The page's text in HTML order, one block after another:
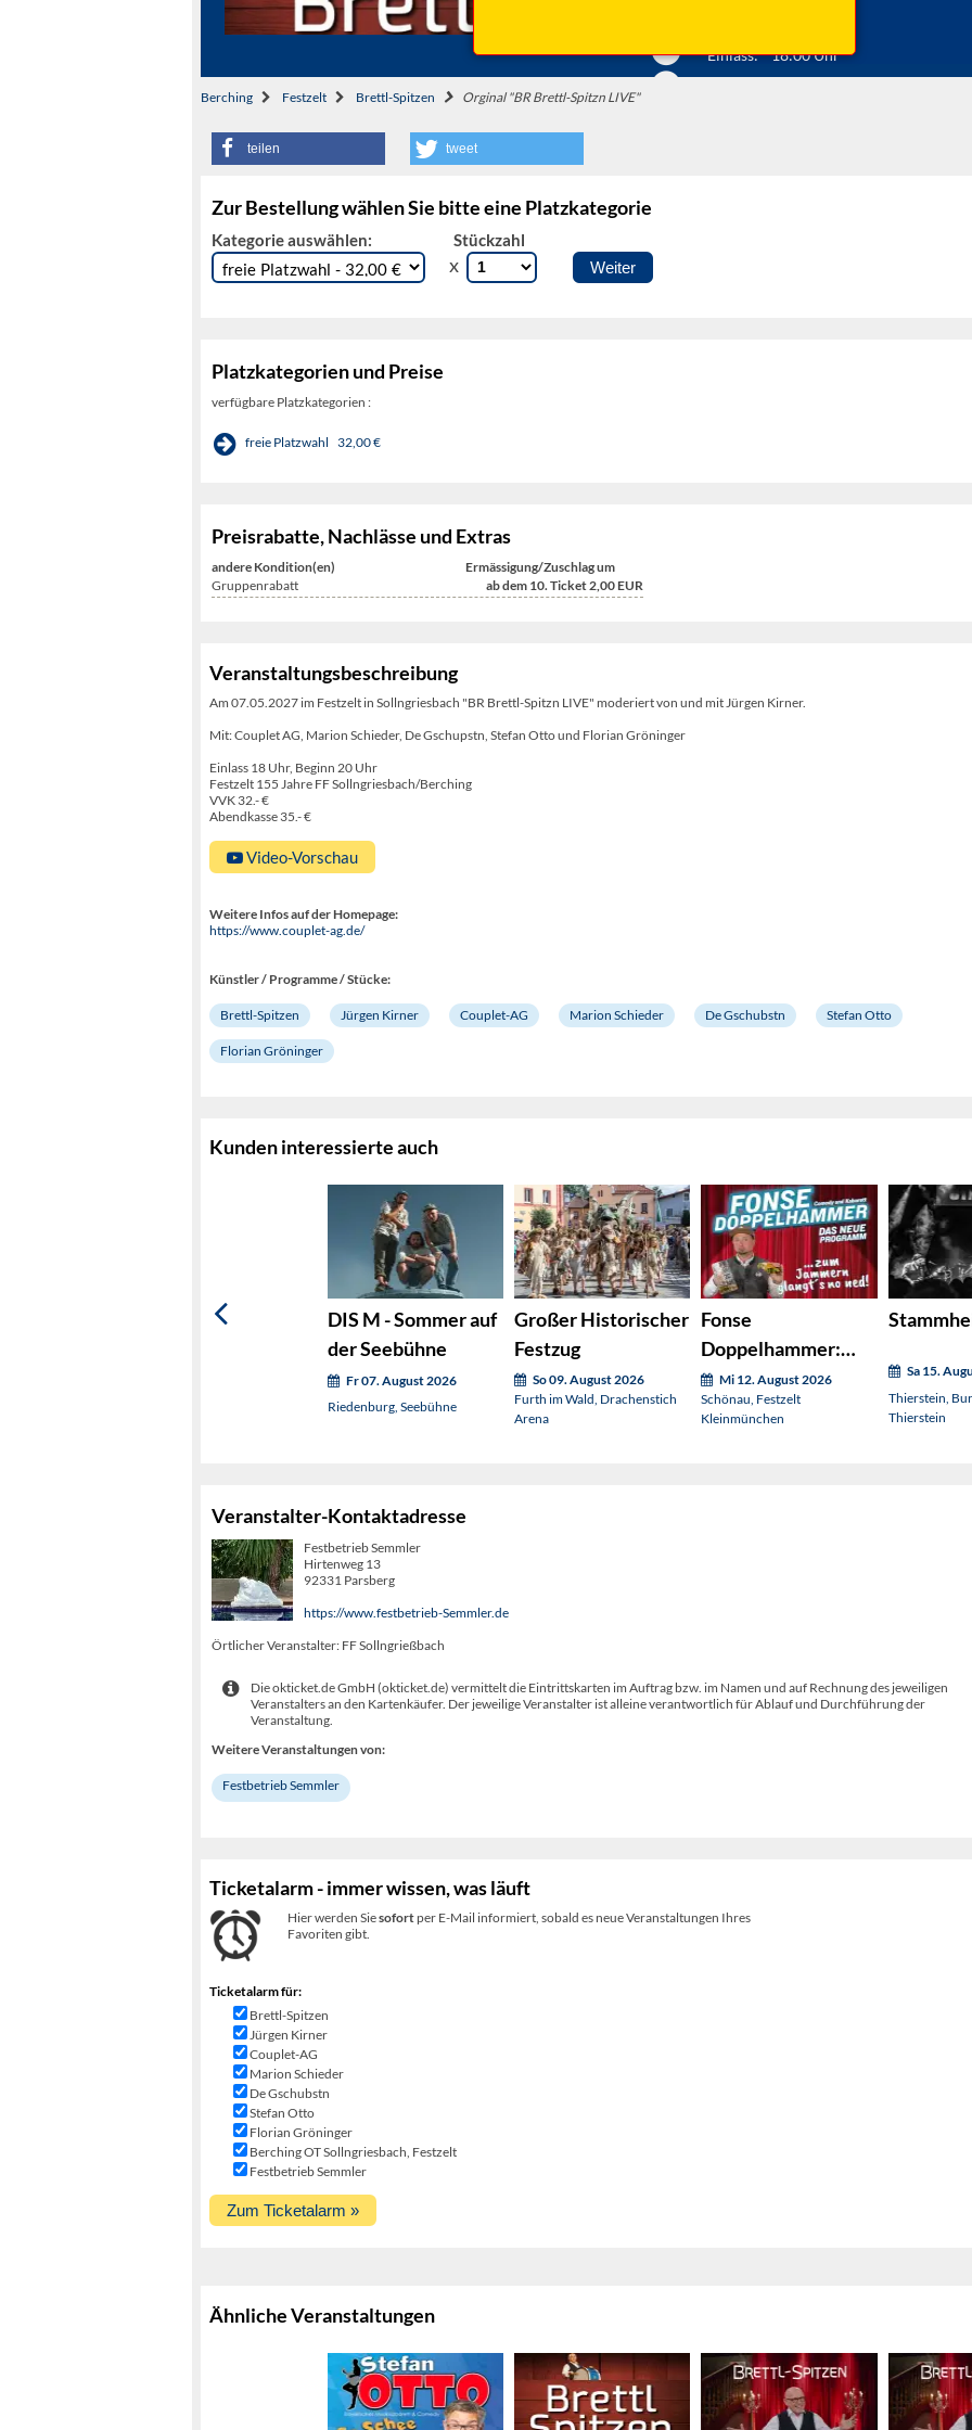
Einlass: 18:00 Uhr
Berching Festzelt Brettl-Spitzen Orginal "BR Brettl-Spitzn LIVE"
teilen tweet
Zur Bestellung wählen Sie bitte eine Platzkategorie
Kategorie auswählen: Stückzahl
x
Platzkategorien und Preise
verfügbare Platzkategorien :
freie Platzwahl 32,00 €
Preisrabatte, Nachlässe und Extras
andere Kondition(en)
Ermässigung/Zuschlag um
Gruppenrabatt
ab dem 10. Ticket 2,00EUR
Veranstaltungsbeschreibung
Am 07.05.2027 im Festzelt in Sollngriesbach "BR Brettl-Spitzn LIVE" moderiert von und mit Jürgen Kirner.
Mit: Couplet AG, Marion Schieder, De Gschupstn, Stefan Otto und Florian Gröninger
Einlass 18 Uhr, Beginn 20 Uhr
Festzelt 155 Jahre FF Sollngriesbach/Berching
VVK 32.- €
Abendkasse 35.- €
Video-Vorschau
Weitere Infos auf der Homepage:
https://www.couplet-ag.de/
Künstler / Programme / Stücke:
Brettl-Spitzen Jürgen Kirner Couplet-AG Marion Schieder De Gschubstn Stefan Otto
Florian Gröninger
Kunden interessierte auch
DIS M - Sommer auf
der Seebühne
Fr 07. August 2026
Riedenburg, Seebühne
Großer Historischer
Festzug
So 09. August 2026
Furth im Wald, Drachenstich
Arena
Fonse
Doppelhammer:
Zum Jammern
glangt's no ned!
Mi 12. August 2026
Schönau, Festzelt
Kleinmünchen
Sa 15.
Thierstein,
Thierstein
Veranstalter-Kontaktadresse
Festbetrieb Semmler
Hirtenweg 13
92331 Parsberg
https://www.festbetrieb-Semmler.de
Örtlicher Veranstalter: FF Sollngrießbach
Die okticket.de GmbH (okticket.de) vermittelt die Eintrittskarten im Auftrag bzw. im Namen und auf Rechnung des jeweiligen
Veranstalters an den Kartenkäufer. Der jeweilige Veranstalter ist alleine verantwortlich für Ablauf und Durchführung der
Veranstaltung.
Weitere Veranstaltungen von:
Festbetrieb Semmler
Ticketalarm - immer wissen, was läuft
Hier werden Siesofortper E-Mail informiert, sobald es neue Veranstaltungen Ihres
Favoriten gibt.
Ticketalarm für:
Brettl-Spitzen
Jürgen Kirner
Couplet-AG
Marion Schieder
De Gschubstn
Stefan Otto
Florian Gröninger
Berching OT Sollngriesbach, Festzelt
Festbetrieb Semmler
Ähnliche Veranstaltungen